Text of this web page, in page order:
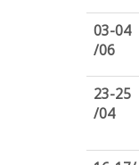
03-04
/06
23-25
/04